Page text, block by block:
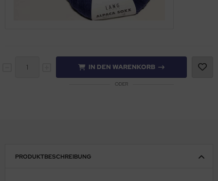
IN DEN WARENKORB
ODER
PRODUKTBESCHREIBUNG